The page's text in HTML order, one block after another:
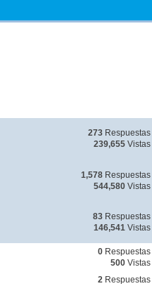
273Respuestas
239,655Vistas
1,578Respuestas
544,580Vistas
83Respuestas
146,541Vistas
0Respuestas
500Vistas
2 Respuestas